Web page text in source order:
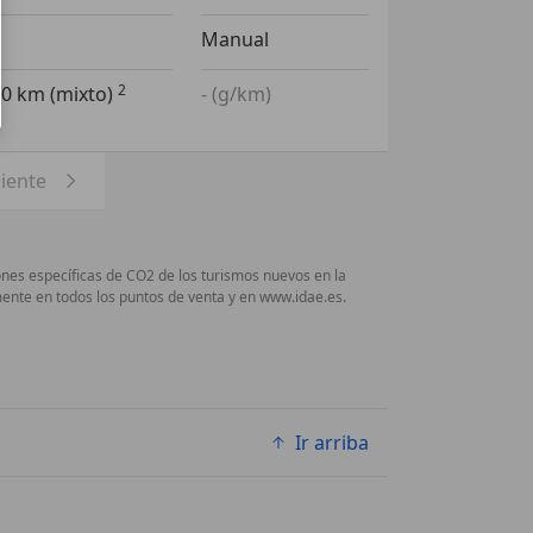
Manual
km (mixto) - (g/km)
específicas de CO2 de los turismos nuevos en la
en todos los puntos de venta y en www.idae.es.
Ir arriba